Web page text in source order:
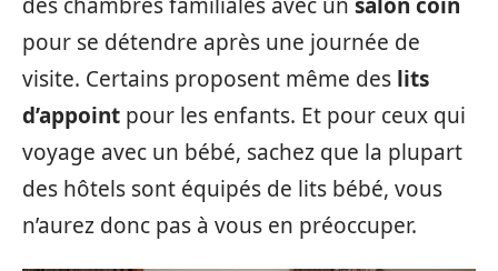
pour se détendre après une journée de
visite. Certains proposent même des lits
d’appoint pour les enfants. Et pour ceux qui
voyage avec un bébé, sachez que la plupart
des hôtels sont équipés de lits bébé, vous
n’aurez donc pas à vous en préoccuper.